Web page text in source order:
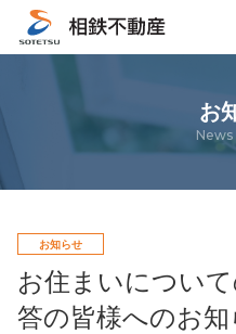
お
News
お知らせ
お住まいについ
答の皆様へのお知